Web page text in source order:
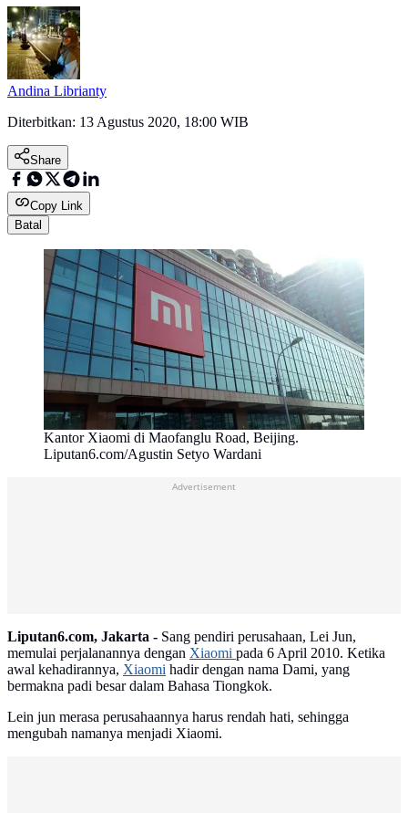
Andina Librianty
Diterbitkan: 13 Agustus 2020, 18:00 WIB
Share
Copy Link
Batal
Kantor Xiaomi di Maofanglu Road, Beijing.
Liputan6.com/Agustin Setyo Wardani
Advertisement
Liputan6.com, Jakarta - Sang pendiri perusahaan, Lei Jun,
memulai perjalanannya dengan Xiaomi pada 6 April 2010. Ketika
awal kehadirannya, Xiaomi hadir dengan nama Dami, yang
bermakna padi besar dalam Bahasa Tiongkok.
Lein jun merasa perusahaannya harus rendah hati, sehingga
mengubah namanya menjadi Xiaomi.